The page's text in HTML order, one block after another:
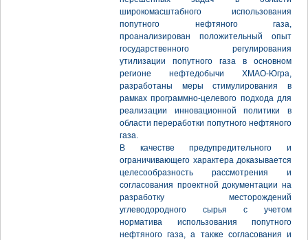
широкомасштабного использования
попутного нефтяного газа,
проанализирован положительный опыт
государственного регулирования
утилизации попутного газа в основном
регионе нефтедобычи ХМАО-Югра,
разработаны меры стимулирования в
рамках программно-целевого подхода для
реализации инновационной политики в
области переработки попутного нефтяного
газа.
В качестве предупредительного и
ограничивающего характера доказывается
целесообразность рассмотрения и
согласования проектной документации на
разработку месторождений
углеводородного сырья с учетом
норматива использования попутного
нефтяного газа, а также согласования и